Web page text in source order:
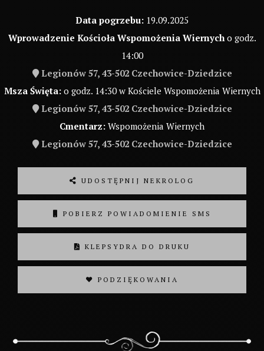
Data pogrzebu: 19.09.2025
Wprowadzenie Kościoła Wspomożenia Wiernycho godz.
14:00
Legionów 57, 43-502 Czechowice-Dziedzice
Msza Święta:o godz. 14:30 w Kościele Wspomożenia Wiernych
Legionów 57, 43-502 Czechowice-Dziedzice
Cmentarz: Wspomożenia Wiernych
Legionów 57, 43-502 Czechowice-Dziedzice
UDOSTĘPNIJ NEKROLOG
POBIERZ POWIADOMIENIE SMS
KLEPSYDRA DO DRUKU
❤ PODZIĘKOWANIA